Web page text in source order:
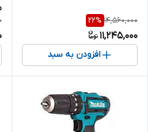
14,560,000
22%
11,245,000
افزودن به سبد